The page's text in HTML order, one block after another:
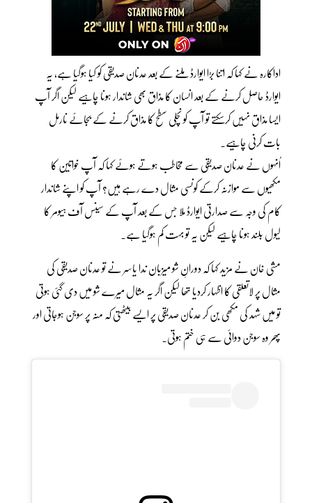
اداکارہ نے کہا کہ اتنا بڑا ایوارڈ ملنے کے بعد عدنان صدیقی کو کیا ہوگیا ہے، یہ
ایوارڈ حاصل کرنے کے بعد انسان کا مذاق بھی شاندار ہونا چاہیے لیکن اگر آپ
ایسا مذاق نہیں کرسکتے تو آپ کو نچلی سطح کا مذاق کرنے کے بجائے نارمل
بات کرنی چاہیے۔
اُنہوں نے عدنان صدیقی سے مخاطب ہوتے ہوئے کہا کہ آپ خواتین کا
مکھیوں سے موازنہ کرکے کونسی مثال دے رہے ہیں؟ آپ کو اپنے شاندار
کام کی وجہ سے صدارتی ایوارڈ ملا جس کے بعد آپ کے سینس آف ہیومر کا
لیول بلند ہونا چاہیے لیکن یہ تو بہت کم ہوگیا ہے۔
مشی خان نے مزید کہا کہ دورانِ شو میزبان ندا یاسر نے تو عدنان صدیقی کی
مثال پر لاتعلقی کا اظہار کردیا تھا لیکن اگر یہ مثال میرے شو میں دی گئی ہوتی
تو میں شہد کی مکھی بن کر عدنان صدیقی پر ایسے بیٹھتی کہ منہ پر سوجن ہوجاتی اور
پھر وہ سوجن دوائی سے ہی ختم ہوتی۔